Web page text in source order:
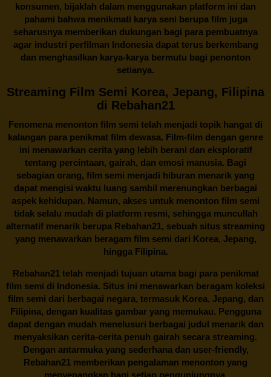
konsumen, bijaklah dalam menggunakan platform ini dan
pahami bahwa menikmati karya seni berupa film juga
seharusnya memberikan dukungan bagi para pembuatnya
agar industri perfilman Indonesia dapat terus berkembang
dan menghasilkan karya-karya bermutu bagi penonton
setianya.
Streaming Film Semi Korea, Jepang, Filipina
di Rebahan21
Fenomena menonton film semi telah menjadi topik hangat di
kalangan para penikmat film dewasa. Film-film dengan genre
ini menawarkan cerita yang lebih berani dan eksploratif
tentang percintaan, gairah, dan emosi manusia. Bagi
sebagian orang, film semi menjadi hiburan menarik yang
dapat mengisi waktu luang sambil merenungkan berbagai
aspek kehidupan. Namun, akses untuk menonton film semi
tidak selalu mudah di platform resmi, sehingga muncullah
alternatif menarik berupa Rebahan21, sebuah situs streaming
yang menawarkan beragam film semi dari Korea, Jepang,
hingga Filipina.
Rebahan21telah menjadi tujuan utama bagi para penikmat
film semi di Indonesia. Situs ini menawarkan beragam koleksi
film semi dari berbagai negara, termasuk Korea, Jepang, dan
Filipina, dengan kualitas gambar yang memukau. Pengguna
dapat dengan mudah menelusuri berbagai judul menarik dan
menyaksikan cerita-cerita penuh gairah secara streaming.
Dengan antarmuka yang sederhana dan user-friendly,
Rebahan21 memberikan pengalaman menonton yang
menyenangkan bagi setiap pengunjungnya.